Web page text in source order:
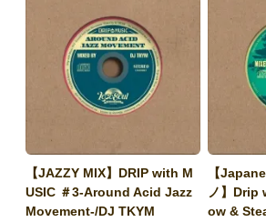
【JAZZY MIX】DRIP with M
USIC ＃3-Around Acid Jazz
Movement-/DJ TKYM
【
ノ】Drip
ow &